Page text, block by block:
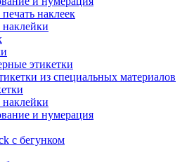
наклеек
этикетки
из специальных материалов
и нумерация
с бегунком